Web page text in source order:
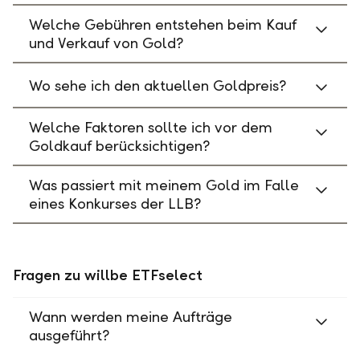
Welche Gebühren entstehen beim Kauf
und Verkauf von Gold?
Wo sehe ich den aktuellen Goldpreis?
Welche Faktoren sollte ich vor dem
Goldkauf berücksichtigen?
Was passiert mit meinem Gold im Falle
eines Konkurses der LLB?
Fragen zu willbe ETFselect
Wann werden meine Aufträge
ausgeführt?